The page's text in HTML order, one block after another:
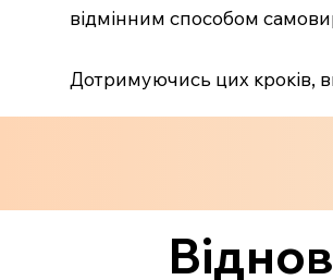
відмінним способом
Дотримуючись цих кроків,